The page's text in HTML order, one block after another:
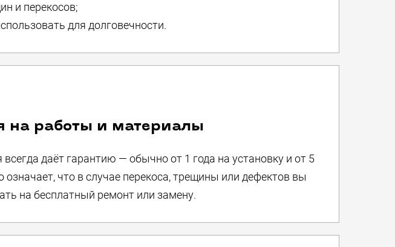
и перекосов;
для долговечности.
на работы и материалы
даёт гарантию — обычно от 1 года на установку и от 5
означает, что в случае перекоса, трещины или дефектов вы
на бесплатный ремонт или замену.